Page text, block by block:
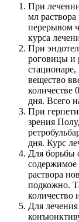
При
мл
перерывом
курса
При
роговицы и
вещество
количестве
дня. Всего
При
зрения
дня. Курс
Для борьбы
содержимое
раствора
подкожно.
количество
Для